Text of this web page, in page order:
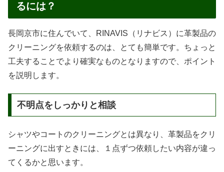
るには？
長岡京市に住んでいて、RINAVIS（リナビス）に革製品の
クリーニングを依頼するのは、とても簡単です。ちょっと
工夫することでより確実なものとなりますので、ポイント
を説明します。
不明点をしっかりと相談
シャツやコートのクリーニングとは異なり、革製品をクリ
ーニングに出すときには、１点ずつ依頼したい内容が違っ
てくるかと思います。